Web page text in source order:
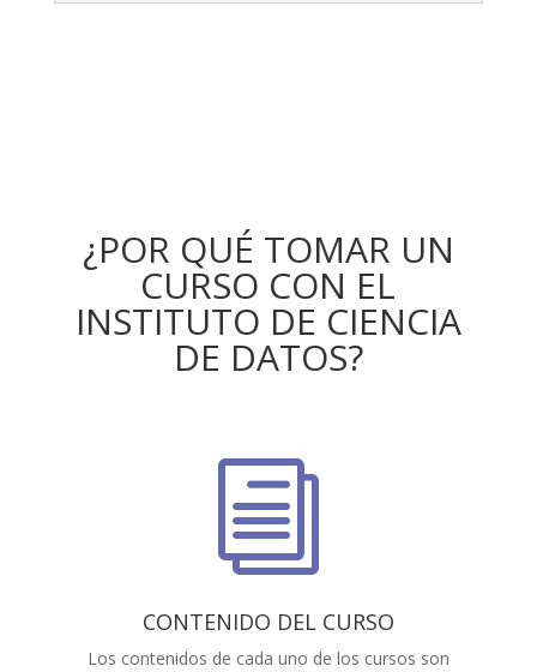
¿POR QUÉ TOMAR UN
CURSO CON EL
INSTITUTO DE CIENCIA
DE DATOS?
i
CONTENIDO DEL CURSO
Los contenidos de cada uno de los cursos son